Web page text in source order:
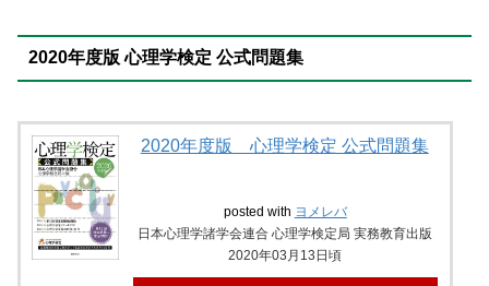
2020年度版 心理学検定 公式問題集
2020年度版 心理学検定 公式問題集
posted with ヨメレバ
日本心理学諸学会連合 心理学検定局 実務教育出版
2020年03月13日頃